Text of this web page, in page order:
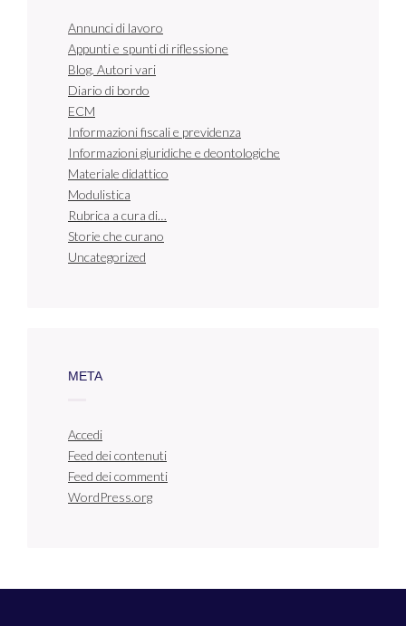
Annunci di lavoro
Appunti e spunti di riflessione
Blog. Autori vari
Diario di bordo
ECM
Informazioni fiscali e previdenza
Informazioni giuridiche e deontologiche
Materiale didattico
Modulistica
Rubrica a cura di…
Storie che curano
Uncategorized
META
Accedi
Feed dei contenuti
Feed dei commenti
WordPress.org